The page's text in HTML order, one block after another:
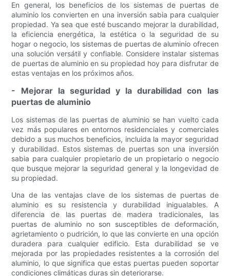
En general, los beneficios de los sistemas de puertas de
aluminio los convierten en una inversión sabia para cualquier
propiedad. Ya sea que esté buscando mejorar la durabilidad,
la eficiencia energética, la estética o la seguridad de su
hogar o negocio, los sistemas de puertas de aluminio ofrecen
una solución versátil y confiable. Considere instalar sistemas
de puertas de aluminio en su propiedad hoy para disfrutar de
estas ventajas en los próximos años.
- Mejorar la seguridad y la durabilidad con las
puertas de aluminio
Los sistemas de las puertas de aluminio se han vuelto cada
vez más populares en entornos residenciales y comerciales
debido a sus muchos beneficios, incluida la mayor seguridad
y durabilidad. Estos sistemas de puertas son una inversión
sabia para cualquier propietario de un propietario o negocio
que busque mejorar la seguridad general y la longevidad de
su propiedad.
Una de las ventajas clave de los sistemas de puertas de
aluminio es su resistencia y durabilidad inigualables. A
diferencia de las puertas de madera tradicionales, las
puertas de aluminio no son susceptibles de deformación,
agrietamiento o pudrición, lo que las convierte en una opción
duradera para cualquier edificio. Esta durabilidad se ve
mejorada por las propiedades resistentes a la corrosión del
aluminio, lo que significa que estas puertas pueden soportar
condiciones climáticas duras sin deteriorarse.